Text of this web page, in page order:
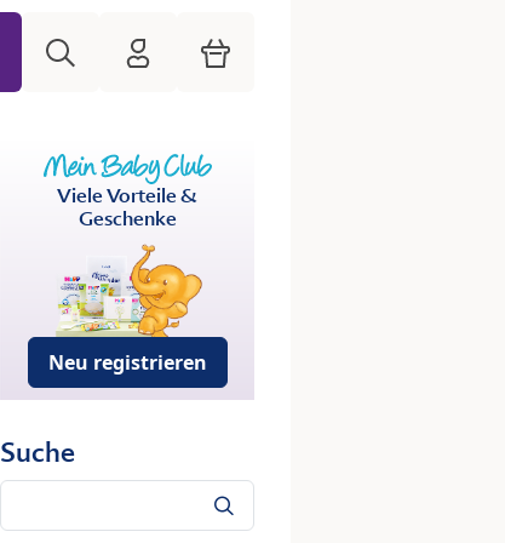
HiPP Mein Babyclub
Warenkorb
Viele Vorteile &
Geschenke
Neu registrieren
Suche